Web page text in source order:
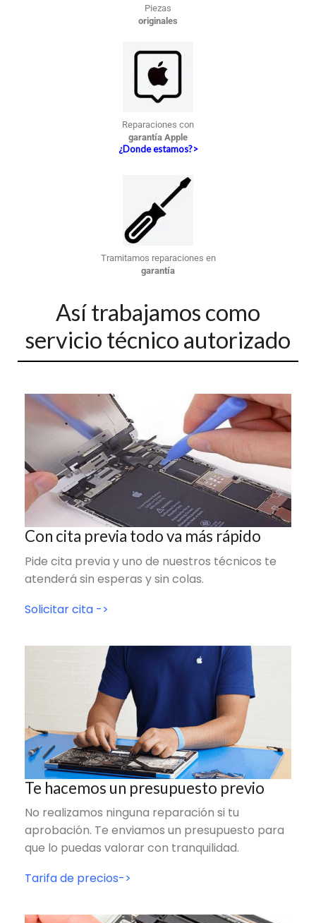
Piezas
originales
Reparaciones con
garantía Apple
¿Donde estamos?>
Tramitamos reparaciones en
garantía
Así trabajamos como
servicio técnico autorizado
Con cita previa todo va más rápido
Pide cita previa y uno de nuestros técnicos te
atenderá sin esperas y sin colas.
Solicitar cita ->
Te hacemos un presupuesto previo
No realizamos ninguna reparación si tu
aprobación. Te enviamos un presupuesto para
que lo puedas valorar con tranquilidad.
Tarifa de precios->